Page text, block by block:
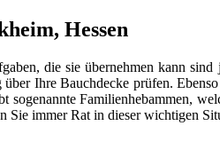
Hessen
die sie übernehmen kann sind
Ihre Bauchdecke prüfen.
sogenannte Familienhebammen,
Sie immer Rat in dieser wichtigen